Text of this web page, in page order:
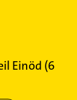
Einöd (6